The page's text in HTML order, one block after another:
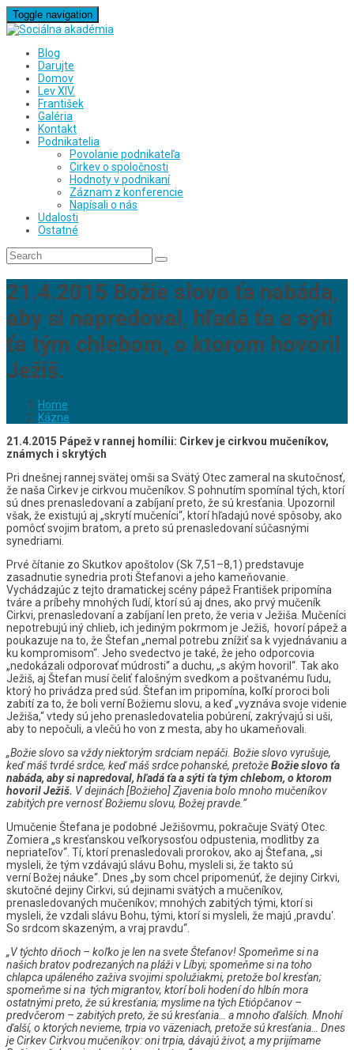
Toggle navigation
Blog
Darujte
Domov
Lev XIV.
František
Galéria
Kontakt
Podnikatelia
Povolanie podnikateľa
Cirkev o spoločnosti
Hodnoty v podnikaní
Záznam z konferencie
Napísali o nás
Udalosti
Ostatné
21.4.2015 Božie slovo ťa nabáda,
aby si napredoval, hľadá ťa a sýti
ťa tým chlebom, o ktorom hovoril
Ježiš.
Home
Kázne
21.4.2015 Pápež v rannej homílii: Cirkev je cirkvou mučeníkov,
známych i skrytých
Pri dnešnej rannej svätej omši sa Svätý Otec zameral na skutočnosť,
že naša Cirkev je cirkvou mučeníkov. S pohnutím spomínal tých, ktorí
sú dnes prenasledovaní a zabíjaní preto, že sú kresťania. Upozornil
však, že existujú aj „skrytí mučeníci“, ktorí hľadajú nové spôsoby, ako
pomôcť svojim bratom, a preto sú prenasledovaní súčasnými
synedriami.
Prvé čítanie zo Skutkov apoštolov (Sk 7,51–8,1) predstavuje
zasadnutie synedria proti Štefanovi a jeho kameňovanie.
Vychádzajúc z tejto dramatickej scény pápež František pripomína
tváre a príbehy mnohých ľudí, ktorí sú aj dnes, ako prvý mučeník
Cirkvi, prenasledovaní a zabíjaní len preto, že veria v Ježiša. Mučeníci
nepotrebujú iný chlieb, ich jediným pokrmom je Ježiš, hovorí pápež a
poukazuje na to, že Štefan „nemal potrebu znížiť sa k vyjednávaniu a
ku kompromisom“. Jeho svedectvo je také, že jeho odporcovia
„nedokázali odporovať múdrosti“ a duchu, „s akým hovoril“. Tak ako
Ježiš, aj Štefan musí čeliť falošným svedkom a poštvanému ľudu,
ktorý ho privádza pred súd. Štefan im pripomína, koľkí proroci boli
zabití za to, že boli verní Božiemu slovu, a keď „vyznáva svoje videnie
Ježiša,“ vtedy sú jeho prenasledovatelia pobúrení, zakrývajú si uši,
aby to nepočuli, a vlečú ho von z mesta, aby ho ukameňovali.
„Božie slovo sa vždy niektorým srdciam nepáči. Božie slovo vyrušuje,
keď máš tvrdé srdce, keď máš srdce pohanské, pretožeBožie slovo ťa
nabáda, aby si napredoval, hľadá ťa a sýti ťa tým chlebom, o ktorom
hovoril Ježiš. V dejinách [Božieho] Zjavenia bolo mnoho mučeníkov
zabitých pre vernosť Božiemu slovu, Božej pravde.“
Umučenie Štefana je podobné Ježišovmu, pokračuje Svätý Otec.
Zomiera „s kresťanskou veľkorysosťou odpustenia, modlitby za
nepriateľov“. Tí, ktorí prenasledovali prorokov, ako aj Štefana, „si
mysleli, že tým vzdávajú slávu Bohu, mysleli si, že takto sú
verní Božej náuke“. Dnes „by som chcel pripomenúť, že dejiny Cirkvi,
skutočné dejiny Cirkvi, sú dejinami svätých a mučeníkov,
prenasledovaných mučeníkov; mnohých zabitých tými, ktorí si
mysleli, že vzdali slávu Bohu, tými, ktorí si mysleli, že majú ‚pravdu‘.
So srdcom skazeným, a vraj pravdu“.
„V týchto dňoch – koľko je len na svete Štefanov! Spomeňme si na
našich bratov podrezaných na pláži v Líbyi; spomeňme si na toho
chlapca upáleného zaživa svojimi spolužiakmi, pretože bol kresťan;
spomeňme si na tých migrantov, ktorí boli hodení do hlbín mora
ostatnými preto, že sú kresťania; myslime na tých Etiópčanov –
predvčerom – zabitých preto, že sú kresťania… a mnoho ďalších. Mnohí
ďalší, o ktorých nevieme, trpia vo väzeniach, pretože sú kresťania… Dnes
je Cirkev Cirkvou mučeníkov: oni trpia, dávajú život, a my prijímame